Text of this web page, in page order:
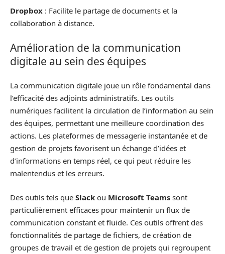
Dropbox : Facilite le partage de documents et la
collaboration à distance.
Amélioration de la communication
digitale au sein des équipes
La communication digitale joue un rôle fondamental dans
l’efficacité des adjoints administratifs. Les outils
numériques facilitent la circulation de l’information au sein
des équipes, permettant une meilleure coordination des
actions. Les plateformes de messagerie instantanée et de
gestion de projets favorisent un échange d’idées et
d’informations en temps réel, ce qui peut réduire les
malentendus et les erreurs.
Des outils tels que Slack ou Microsoft Teams sont
particulièrement efficaces pour maintenir un flux de
communication constant et fluide. Ces outils offrent des
fonctionnalités de partage de fichiers, de création de
groupes de travail et de gestion de projets qui regroupent